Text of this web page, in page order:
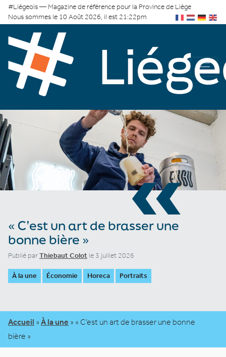
#Liégeois — Magazine de référence pour la Province de Liège
Nous sommes le 10 Août 2026, il est 21:22pm
«
« C’est un art de brasser une
bonne bière »
Publié parThiebaut Colot le 3 juillet 2026
À la une Économie Horeca Portraits
Accueil » À la une » « C’est un art de brasser une bonne
bière »